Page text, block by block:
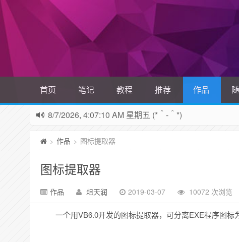
首页 笔记 教程 推荐 作品
8/7/2026, 4:07:10 AM 星期五 (*＾-＾*)
> 作品 > 图标提取器
图标提取器
作品 俎天润 2019-03-07 10072 次浏览
一个用VB6.0开发的图标提取器，可分离EXE程序图